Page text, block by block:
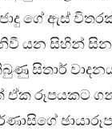
ගේ ඇස්
යන සිහින්
සිතාර්
ඒක රූපයකට